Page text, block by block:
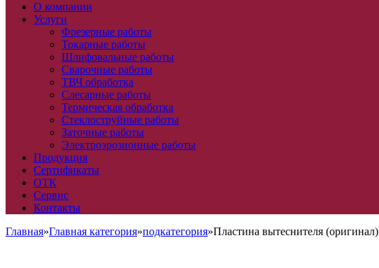
О компании
Услуги
Фрезерные работы
Токарные работы
Шлифовальные работы
Сварочные работы
ТВЧ обработка
Слесарные работы
Термическая обработка
Стеклоструйные работы
Заточные работы
Электроэрозионные работы
Продукция
Сертификаты
ОТК
Сервис
Контакты
Главная»Главная категория»подкатегория»Пластина вытеснителя (оригинал)